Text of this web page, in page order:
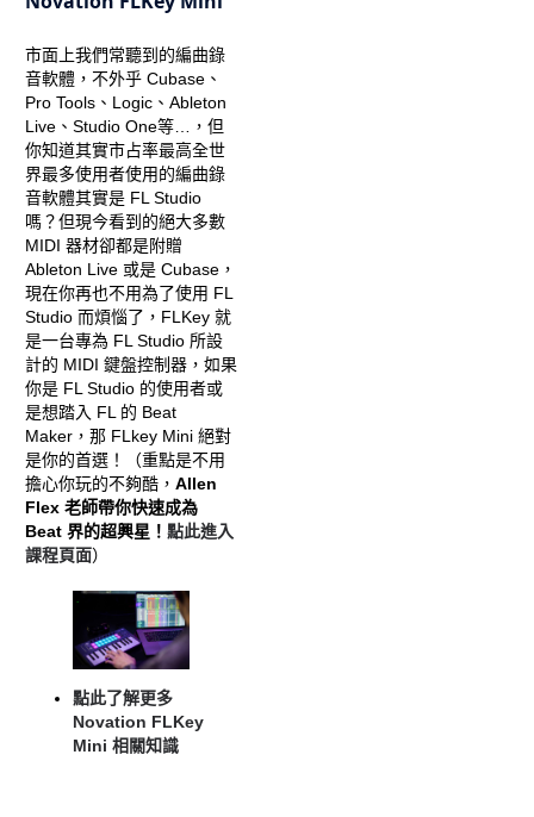
市面上我們常聽到的編曲錄
音軟體，不外乎 Cubase、
Pro Tools、Logic、Ableton
Live、Studio One等…，但
你知道其實市占率最高全世
界最多使用者使用的編曲錄
音軟體其實是 FL Studio
嗎？但現今看到的絕大多數
MIDI 器材卻都是附贈
Ableton Live 或是 Cubase，
現在你再也不用為了使用 FL
Studio 而煩惱了，FLKey 就
是一台專為 FL Studio 所設
計的 MIDI 鍵盤控制器，如果
你是 FL Studio 的使用者或
是想踏入 FL 的 Beat
Maker，那 FLkey Mini 絕對
是你的首選！（重點是不用
擔心你玩的不夠酷， Allen
Flex 老師帶你快速成為
Beat 界的超興星！ 點此進入
課程頁面）
點此了解更多
Novation FLKey
Mini 相關知識